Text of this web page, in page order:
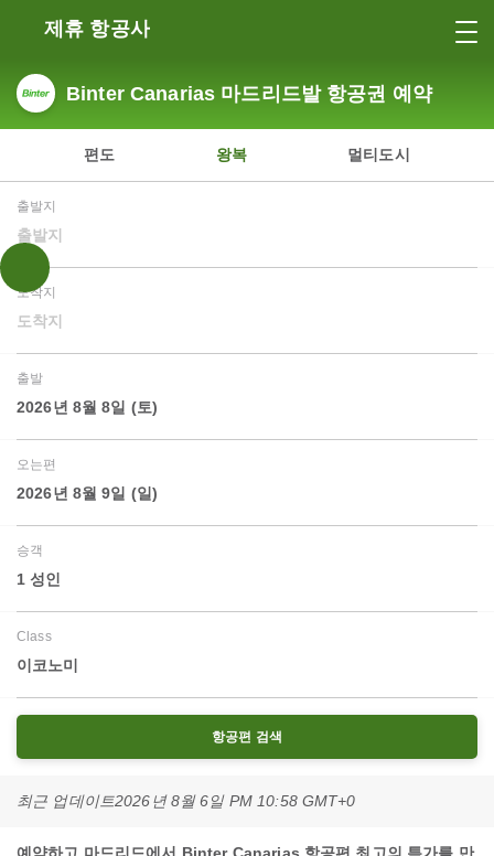
제휴 항공사
Binter Canarias 마드리드발 항공권 예약
편도 왕복 멀티도시
출발지
출발지
도착지
도착지
출발
2026년 8월 8일 (토)
오는편
2026년 8월 9일 (일)
승객
1 성인
Class
이코노미
항공편 검색
최근 업데이트2026년 8월 6일 PM 10:58 GMT+0